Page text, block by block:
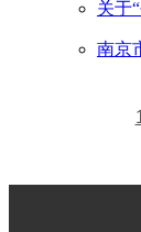
关于
南京